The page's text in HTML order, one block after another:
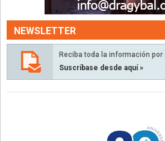
NEWSLETTER
Reciba toda la información por
Suscríbase desde aquí »